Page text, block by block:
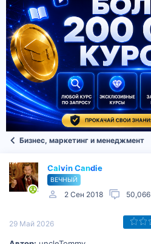
о
р
т
е
м
ы
н
ч
а
а
Бизнес, маркетинг и менеджмент
Calvin Candie
ВЕЧНЫЙ
2 Сен 2018 50,066
29 Май 2026